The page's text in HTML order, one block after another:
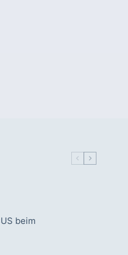
beim